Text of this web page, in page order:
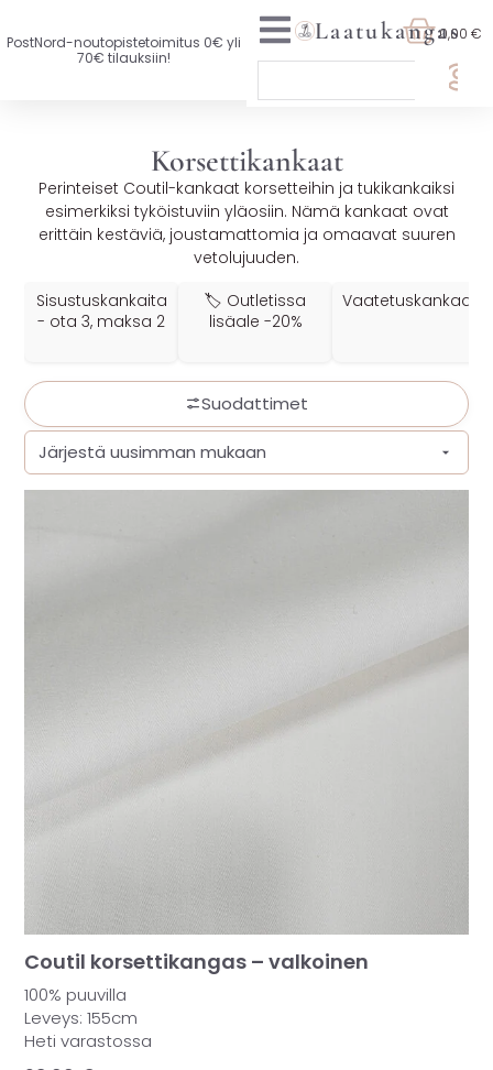
PostNord-noutopistetoimitus 0€ yli
70€ tilauksiin!
UUTTA VALIKOIMASSA
KAIKKI KANKAAT
VAATETUSKANKAAT
SISUSTUSKANKAAT
LISENSOIDUT KANKAAT
KANKAAT A-Ö
Laatukangas0,00 €
Korsettikankaat
Perinteiset Coutil-kankaat korsetteihin ja tukikankaiksi
esimerkiksi tyköistuviin yläosiin. Nämä kankaat ovat
erittäin kestäviä, joustamattomia ja omaavat suuren
vetolujuuden.
Sisustuskankaita
- ota 3, maksa 2
🏷️ Outletissa
lisäale -20%
Vaatetuskankaat
Suodattimet
Coutil korsettikangas – valkoinen
100% puuvilla
Leveys: 155cm
Heti varastossa